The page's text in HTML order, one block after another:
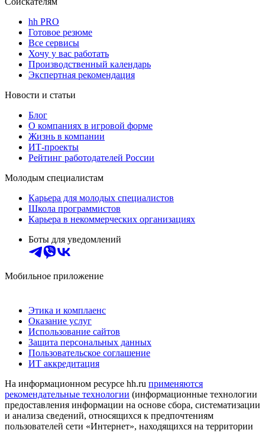
hh PRO
Готовое резюме
Все сервисы
Хочу у вас работать
Производственный календарь
Экспертная рекомендация
Новости и статьи
Блог
О компаниях в игровой форме
Жизнь в компании
ИТ-проекты
Рейтинг работодателей России
Молодым специалистам
Карьера для молодых специалистов
Школа программистов
Карьера в некоммерческих организациях
Боты для уведомлений
Мобильное приложение
Этика и комплаенс
Оказание услуг
Использование сайтов
Защита персональных данных
Пользовательское соглашение
ИТ аккредитация
На информационном ресурсе hh.ru применяются
рекомендательные технологии (информационные технологии
предоставления информации на основе сбора, систематизации
и анализа сведений, относящихся к предпочтениям
пользователей сети «Интернет», находящихся на территории